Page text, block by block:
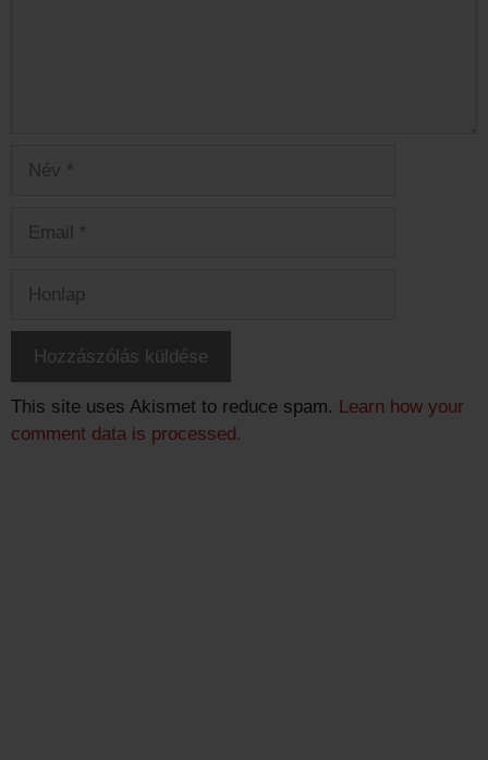
This site uses Akismet to reduce spam. Learn how your
comment data is processed.